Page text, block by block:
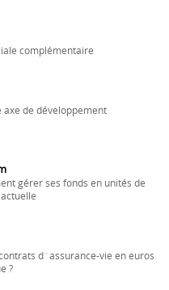
complémentaire
axe de développement
gérer ses fonds en unités de
d´assurance-vie en euros
?